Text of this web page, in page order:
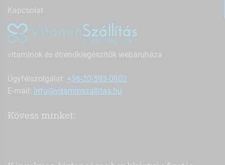
Kapcsolat
vitaminok és étrendkiegészítők webáruháza
Ügyfélszolgálat: +36-20-593-0902
E-mail: info@vitaminszallitas.hu
Kövess minket: